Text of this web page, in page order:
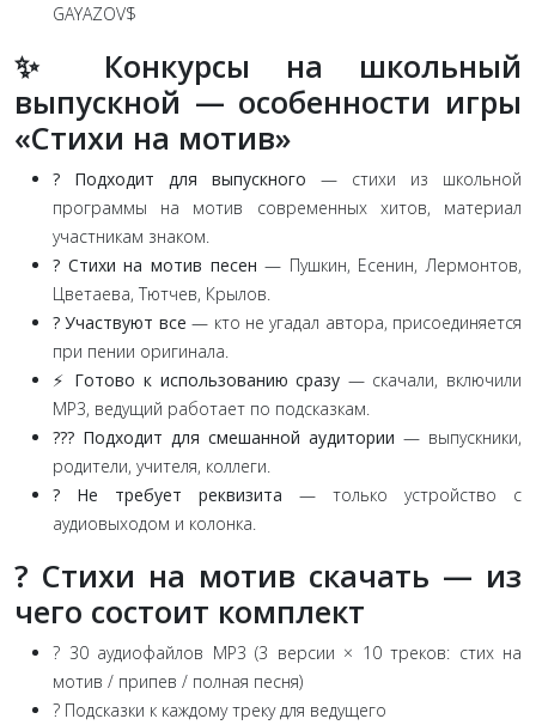
GAYAZOV$
✨ Конкурсы на школьный
выпускной — особенности игры
«Стихи на мотив»
? Подходит для выпускного — стихи из школьной
программы на мотив современных хитов, материал
участникам знаком.
? Стихи на мотив песен — Пушкин, Есенин, Лермонтов,
Цветаева, Тютчев, Крылов.
? Участвуют все — кто не угадал автора, присоединяется
при пении оригинала.
⚡ Готово к использованию сразу — скачали, включили
MP3, ведущий работает по подсказкам.
?‍?‍? Подходит для смешанной аудитории — выпускники,
родители, учителя, коллеги.
? Не требует реквизита — только устройство с
аудиовыходом и колонка.
? Стихи на мотив скачать — из
чего состоит комплект
? 30 аудиофайлов MP3 (3 версии × 10 треков: стих на
мотив / припев / полная песня)
? Подсказки к каждому треку для ведущего